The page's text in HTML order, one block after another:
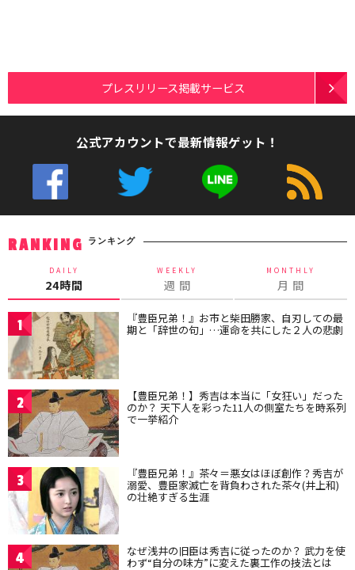
プレスリリース掲載サービス
公式アカウントで最新情報ゲット！
RANKING ランキング
DAILY
24時間
WEEKLY
週 間
MONTHLY
月 間
1 『豊臣兄弟！』お市と柴田勝家、自刃しての最
期と「辞世の句」…運命を共にした２人の悲劇
2 【豊臣兄弟！】秀吉は本当に「女狂い」だった
のか？ 天下人を彩った11人の側室たちを時系列
で一挙紹介
3 『豊臣兄弟！』茶々＝悪女はほぼ創作？秀吉が
溺愛、豊臣家滅亡を背負わされた茶々(井上和)
の壮絶すぎる生涯
4 なぜ浅井の旧臣は秀吉に従ったのか？ 武力を使
わず“自分の味方”に変えた裏工作の技法とは